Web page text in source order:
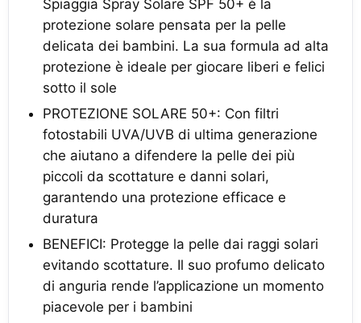
Spiaggia Spray Solare SPF 50+ è la
protezione solare pensata per la pelle
delicata dei bambini. La sua formula ad alta
protezione è ideale per giocare liberi e felici
sotto il sole
PROTEZIONE SOLARE 50+: Con filtri
fotostabili UVA/UVB di ultima generazione
che aiutano a difendere la pelle dei più
piccoli da scottature e danni solari,
garantendo una protezione efficace e
duratura
BENEFICI: Protegge la pelle dai raggi solari
evitando scottature. Il suo profumo delicato
di anguria rende l’applicazione un momento
piacevole per i bambini